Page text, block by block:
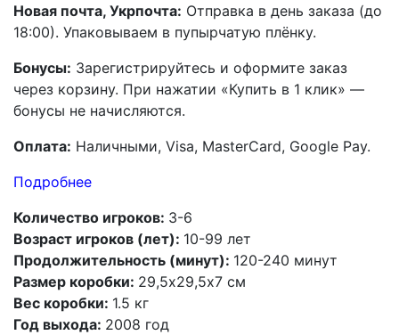
Новая почта, Укрпочта: Отправка в день заказа (до
18:00). Упаковываем в пупырчатую плёнку.
Бонусы: Зарегистрируйтесь и оформите заказ
через корзину. При нажатии «Купить в 1 клик» —
бонусы не начисляются.
Оплата: Наличными, Visa, MasterCard, Google Pay.
Подробнее
Количество игроков: 3-6
Возраст игроков (лет): 10-99 лет
Продолжительность (минут): 120-240 минут
Размер коробки: 29,5x29,5х7 см
Вес коробки: 1.5 кг
Год выхода: 2008 год